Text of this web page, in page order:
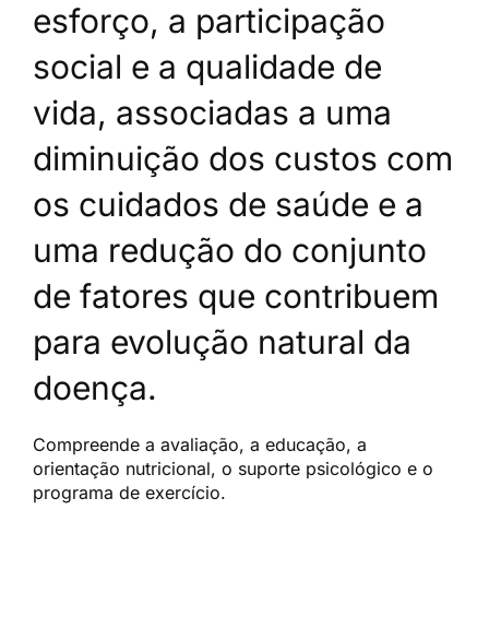
esforço, a participação
social e a qualidade de
vida, associadas a uma
diminuição dos custos com
os cuidados de saúde e a
uma redução do conjunto
de fatores que contribuem
para evolução natural da
doença.
Compreende a avaliação, a educação, a
orientação nutricional, o suporte psicológico e o
programa de exercício.